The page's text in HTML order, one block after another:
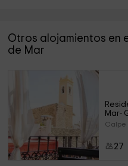
amor
, pensando en
familia, y en los nietos que
para transmitir lo que
sino una emoción
Hoy, cuando nuestros hijos
Porque creemos que las
comparten, y que cada
que forma parte de nuestra
Otros alojamientos en
de Mar
Mar-
Calpe
27